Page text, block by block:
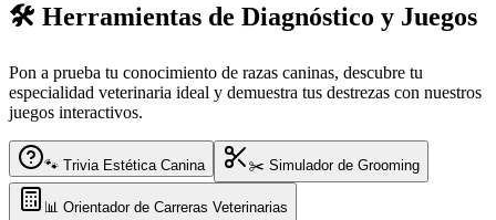
🛠️ Herramientas de Diagnóstico y Juegos
Pon a prueba tu conocimiento de razas caninas, descubre tu
especialidad veterinaria ideal y demuestra tus destrezas con nuestros
juegos interactivos.
🐾 Trivia Estética Canina ✂️ Simulador de Grooming
📊 Orientador de Carreras Veterinarias